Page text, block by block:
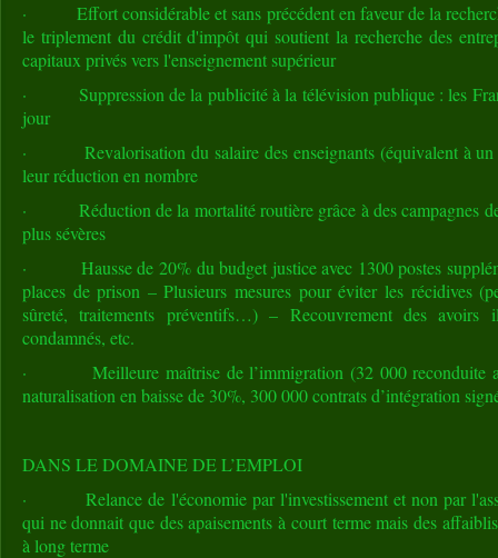
· Effort considérable et sans précédent en faveur de la
le triplement du crédit d'impôt qui soutient la recherche des
capitaux privés vers l'enseignement supérieur
· Suppression de la publicité à la télévision publique : les
jour
· Revalorisation du salaire des enseignants (équivalent à un
leur réduction en nombre
· Réduction de la mortalité routière grâce à des campagnes de
plus sévères
· Hausse de 20% du budget justice avec 1300 postes
places de prison – Plusieurs mesures pour éviter les récidives
sûreté, traitements préventifs…) – Recouvrement des avoirs
condamnés, etc.
· Meilleure maîtrise de l’immigration (32 000 reconduite
naturalisation en baisse de 30%, 300 000 contrats d’intégration
DANS LE DOMAINE DE L’EMPLOI
· Relance de l'économie par l'investissement et non par
qui ne donnait que des apaisements à court terme mais des
à long terme